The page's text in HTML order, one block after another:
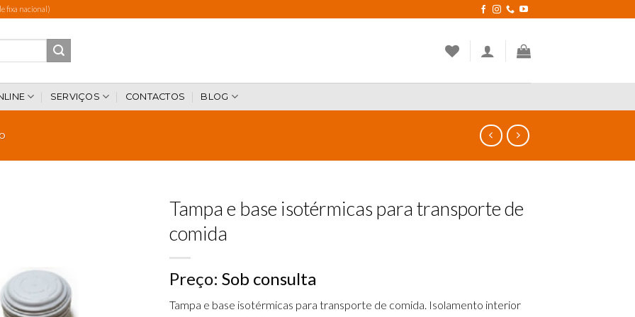
fixa nacional)
SERVIÇOS CONTACTOS BLOG
wishlist
Tampa e base isotérmicas para transporte de
comida
Preço: Sob consulta
Tampa e base isotérmicas para transporte de comida. Isolamento interior